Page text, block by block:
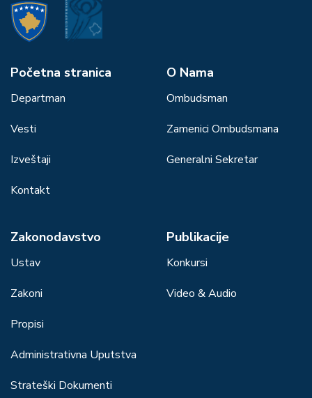
Početna stranica
Departman
Vesti
Izveštaji
Kontakt
О Nama
Ombudsman
Zamenici Ombudsmana
Generalni Sekretar
Zakonodavstvo
Ustav
Zakoni
Propisi
Administrativna Uputstva
Strateški Dokumenti
Publikacije
Konkursi
Video & Audio